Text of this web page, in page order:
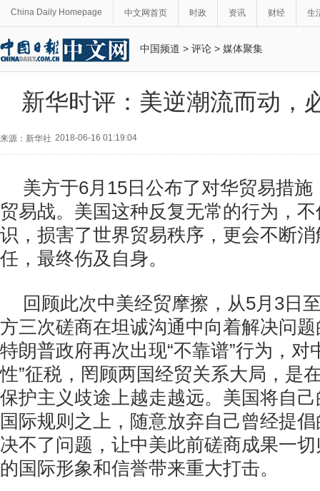
China Daily Homepage 中文网首页 时政 资讯 财经 生
中国频道 > 评论 > 媒体聚集
新华时评：美逆潮流而动，
来源：新华社 2018-06-16 01:19:04
美方于6月15日公布了对华贸易措
贸易战。美国这种反复无常的行为，
识，损害了世界贸易秩序，更会不断
任，最终伤及自身。
回顾此次中美经贸摩擦，从5月3日
方三次磋商在坦诚沟通中向着解决问
特朗普政府再次出现“不靠谱”行为，对
性”征税，罔顾两国经贸关系大局，是
保护主义歧途上越走越远。美国将自
国际规则之上，随意放弃自己曾经提
决不了问题，让中美此前磋商成果一
的国际形象和信誉带来重大打击。